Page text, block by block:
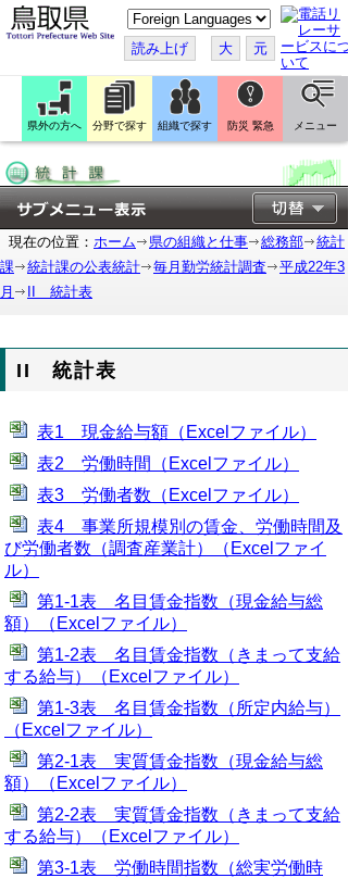
こ
の
ペ
ー
ジ
翻
訳
す
読み上げ 大 元
県外の方へ 分野で探す 組織で探す 防災 緊急 メニュー
現在の位置： ホーム 県の組織と仕事 総務部
統計
課
統計課の公表統計 毎月勤労統計調査
平成22年3
月
II 統計表
II 統計表
表1 現金給与額（Excelファイル）
表2 労働時間（Excelファイル）
表3 労働者数（Excelファイル）
表4 事業所規模別の賃金、労働時間及
び労働者数（調査産業計）（Excelファイ
ル）
第1-1表 名目賃金指数（現金給与総
額）（Excelファイル）
第1-2表 名目賃金指数（きまって支給
する給与）（Excelファイル）
第1-3表 名目賃金指数（所定内給与）
（Excelファイル）
第2-1表 実質賃金指数（現金給与総
額）（Excelファイル）
第2-2表 実質賃金指数（きまって支給
する給与）（Excelファイル）
第3-1表 労働時間指数（総実労働時